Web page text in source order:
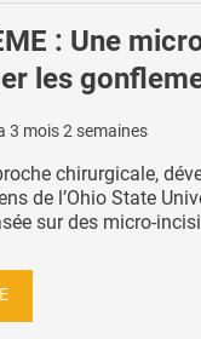
: Une
les
3 mois 2 semaines
chirurgicale,
de l’Ohio State
sur des micro-